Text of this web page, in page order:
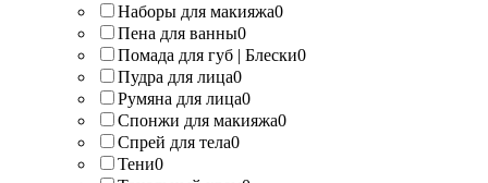
Наборы для макияжа0
Пена для ванны0
Помада для губ | Блески0
Пудра для лица0
Румяна для лица0
Спонжи для макияжа0
Спрей для тела0
Тени0